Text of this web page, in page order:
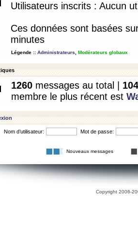
Utilisateurs inscrits : Aucun
Ces données sont basées
minutes
Légende :: Administrateurs Modérateurs globaux
1260 messages au total | 104
membre le plus récent est
Nom d’utilisateur: Mot de passe:
Nouveaux messages
Copyright 2006-